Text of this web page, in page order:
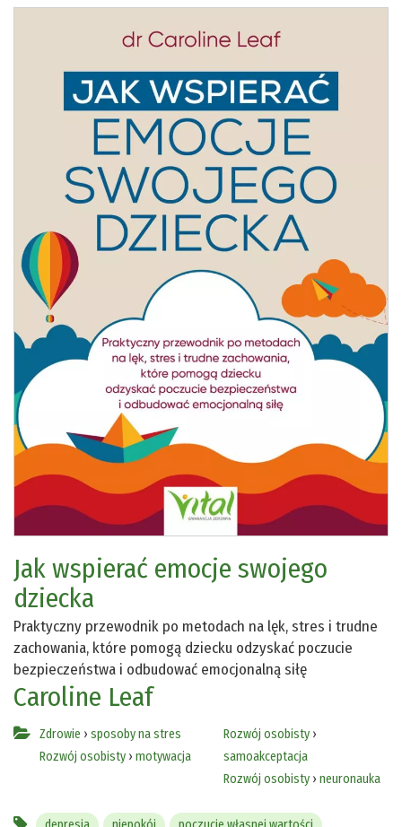
Jak wspierać emocje swojego
dziecka
Praktyczny przewodnik po metodach na lęk, stres i trudne
zachowania, które pomogą dziecku odzyskać poczucie
bezpieczeństwa i odbudować emocjonalną siłę
Caroline Leaf
Zdrowie › sposoby na stres
Rozwój osobisty › motywacja
Rozwój osobisty›
samoakceptacja
Rozwój osobisty› neuronauka